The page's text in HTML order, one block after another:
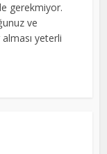
gerekmiyor.
ve
yeterli